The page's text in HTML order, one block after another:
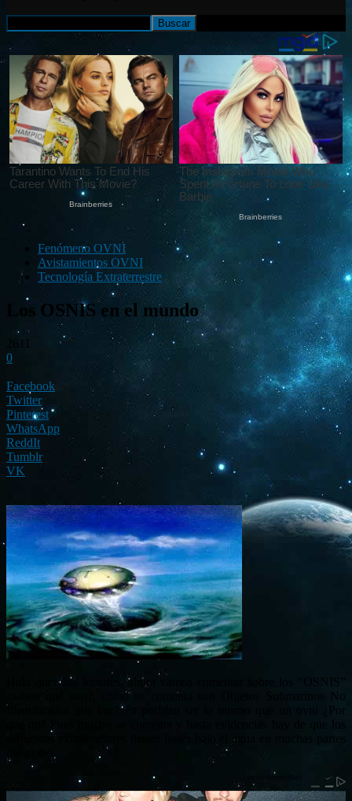
Fenómeno OVNI
Avistamientos OVNI
Tecnología Extraterrestre
Los OSNIS en el mundo
0
Facebook
Twitter
Pinterest
WhatsApp
ReddIt
Tumblr
VK
Hola queridos lectores, ahora vamos comentar sobre los “OSNIS”
¿saben qué son?, como se comenta son Objetos Submarinos No
Identificados que también podrían ser lo mismo que un ovni ¿Por
qué no? Pues mucho se comenta y hasta evidencias hay de que los
supuestos extraterrestres tienen bases bajo el agua en muchas partes